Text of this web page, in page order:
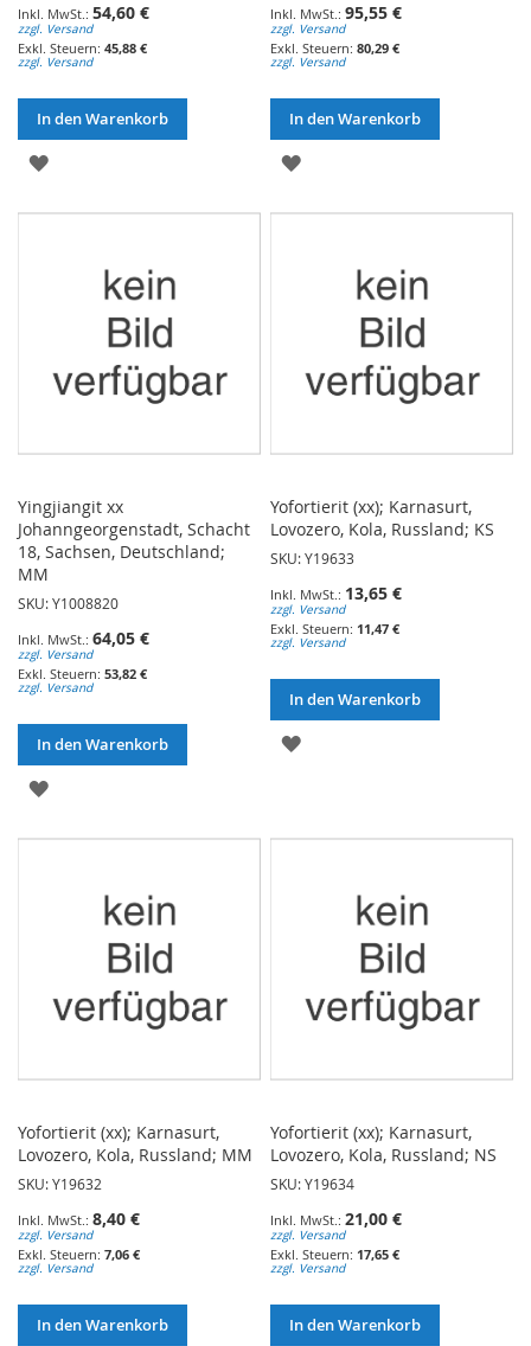
54,60 €
zzgl. Versand
45,88 €
zzgl. Versand
In den Warenkorb
ZUR
95,55 €
zzgl. Versand
80,29 €
zzgl. Versand
In den Warenkorb
ZUR
Yingjiangit xx
Johanngeorgenstadt, Schacht
18, Sachsen, Deutschland;
MM
SKU: Y1008820
64,05 €
zzgl. Versand
53,82 €
zzgl. Versand
In den Warenkorb
ZUR
Yofortierit (xx); Karnasurt,
Lovozero, Kola, Russland; KS
SKU: Y19633
13,65 €
zzgl. Versand
11,47 €
zzgl. Versand
In den Warenkorb
ZUR
Yofortierit (xx); Karnasurt,
Lovozero, Kola, Russland; MM
SKU: Y19632
8,40 €
zzgl. Versand
7,06 €
zzgl. Versand
In den Warenkorb
Yofortierit (xx); Karnasurt,
Lovozero, Kola, Russland; NS
SKU: Y19634
21,00 €
zzgl. Versand
17,65 €
zzgl. Versand
In den Warenkorb